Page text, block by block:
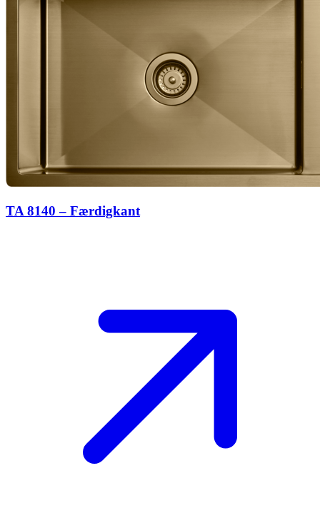
TA 8140 – Færdigkant